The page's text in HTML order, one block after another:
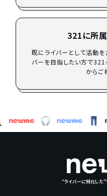
321に所
既にライバーとして活動を
バーを目指したい方で
からご
“ライバーに特化した”